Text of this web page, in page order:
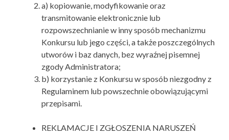
a) kopiowanie, modyfikowanie oraz
transmitowanie elektronicznie lub
rozpowszechnianie w inny sposób mechanizmu
Konkursu lub jego części, a także poszczególnych
utworów i baz danych, bez wyraźnej pisemnej
zgody Administratora;
b) korzystanie z Konkursu w sposób niezgodny z
Regulaminem lub powszechnie obowiązującymi
przepisami.
REKLAMACJE I ZGŁOSZENIA NARUSZEŃ